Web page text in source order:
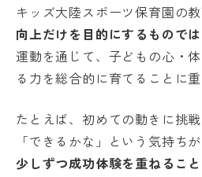
キッズ大陸スポーツ保育園の
向上だけを目的にするものでは
運動を通じて、子どもの心・
る力を総合的に育てることに
たとえば、初めての動きに挑
「できるかな」という気持ち
少しずつ成功体験を重ねるこ